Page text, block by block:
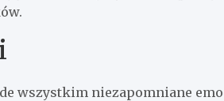
wszystkim niezapomniane